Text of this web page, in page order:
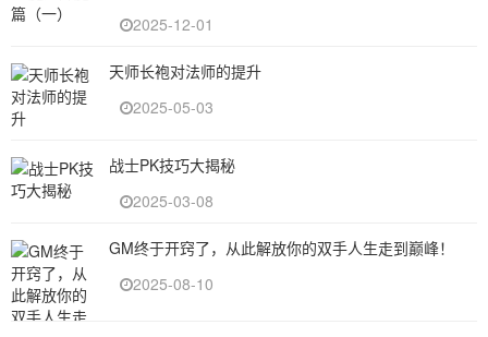
2025-12-01
天师长袍对法师的提升
2025-05-03
战士PK技巧大揭秘
2025-03-08
GM终于开窍了，从此解放你的双手人生走到巅峰！
2025-08-10